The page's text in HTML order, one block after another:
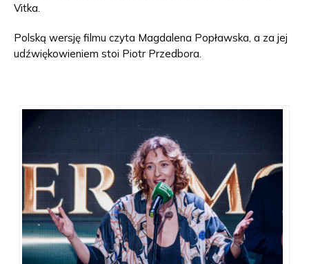
Vitka.
Polską wersję filmu czyta Magdalena Popławska, a za jej
udźwiękowieniem stoi Piotr Przedbora.